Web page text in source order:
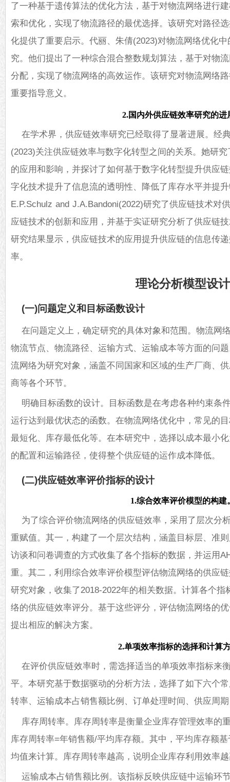
了一种基于遗传算法的优化方法，基于对物流网络进行
索和优化，实现了物流路径的最优选择。该研究对路径
化提供了重要启示。代丽、朱倩(2023)对物流网络优化
究。他们提出了一种综合混合整数规划算法，基于对物
分配，实现了物流网络的高效运作。该研究对物流网络
重要指导意义。
2.国内外供应链效率研究的进
在学术界，供应链效率研究已经取得了显著进展。经
(2023)关注供应链效率与数字化转型之间的关系。她研
的应用和影响，并探讨了如何基于数字化转型提升供应
字化技术提升了信息流的透明性、降低了库存水平并提
E.P.Schulz and J.A.Bandoni(2022)研究了供应链技术对
应链技术的创新和应用，并基于实证研究分析了供应链
研究结果显示，供应链技术的应用提升供应链的信息传
率。
理论分析模型设计
(一)问题定义和目标函数设计
在问题定义上，确定研究的具体对象和范围。物流网
物流节点、物流路径、运输方式、运输成本等方面的问
流网络为研究对象，涵盖不同国家和区域的生产厂商、
商等各个环节。
明确目标函数的设计。目标函数是在考虑各种约束条
运行达到最优状态的函数。在物流网络优化中，常见的
最短化、库存最低化等。在本研究中，选择以成本最小
的配置和运输路径，使得整个供应链的运作成本降低。
(二)供应链效率评价指标的设计
1.综合效率评价模型的构建
为了综合评价物流网络的供应链效率，采用了层次分
重赋值。其一，构建了一个层次结构，涵盖目标层、准
访谈和问卷调查的方式收集了各个指标的数据，并运用
重。其二，利用综合效率评价模型评估物流网络的供应
研究对象，收集了2018-2022年的相关数据。计算各个
络的供应链效率评分。基于这些评分，评估物流网络的
提出相应的解决方案。
2.单项效率指标的选择和计算
在评价供应链效率时，需选择适当的单项效率指标来
平。本研究基于数据驱动的分析方法，选择了如下六个
转率、运输成本占销售额比例、订单处理时间、供应周
库存周转率。库存周转率是衡量企业库存管理效率的
库存周转率=年销售额/平均库存额。其中，平均库存额
均值来计算。库存周转率越高，说明企业库存利用效率
运输成本占销售额比例。该指标反映供应链中运输环